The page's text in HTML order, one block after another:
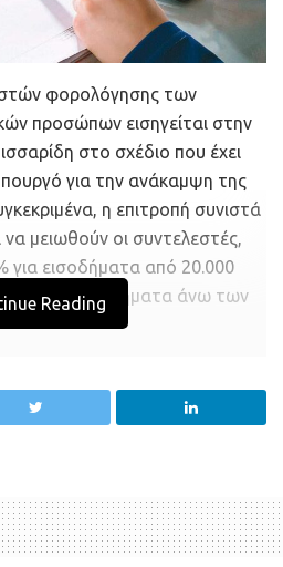
φορολόγησης των
προσώπων εισηγείται στην
στο σχέδιο που έχει
για την ανάκαμψη της
η επιτροπή συνιστά
μειωθούν οι συντελεστές,
για εισοδήματα από 20.000
44% για εισοδήματα άνω των
αναμένεται να τονώσει
των μισθωτών που
εξαιρετικά υψηλούς φόρους.
Reading